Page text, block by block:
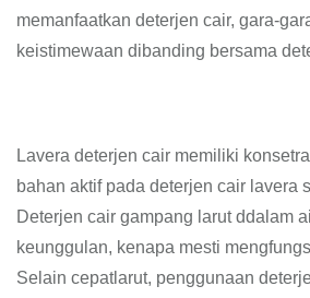
memanfaatkan deterjen cair, gara-
keistimewaan dibanding bersama
Lavera deterjen cair memiliki
bahan aktif pada deterjen cair lavera
Deterjen cair gampang larut ddalam
keunggulan, kenapa mesti
Selain cepatlarut, penggunaan